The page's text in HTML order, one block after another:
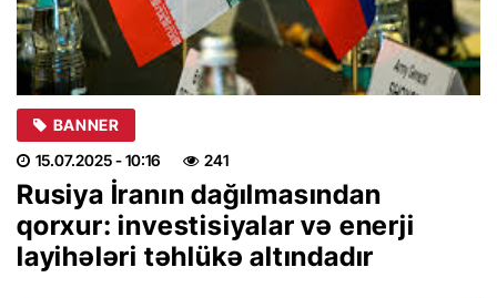
BANNER
15.07.2025- 10:16 241
Rusiya İranın dağılmasından
qorxur: investisiyalar və enerji
layihələri təhlükə altındadır